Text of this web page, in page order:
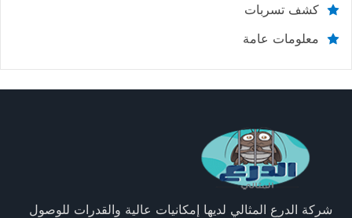
كشف تسربات
معلومات عامة
شركة الدرع المثالي لديها إمكانيات عالية والقدرات للوصول